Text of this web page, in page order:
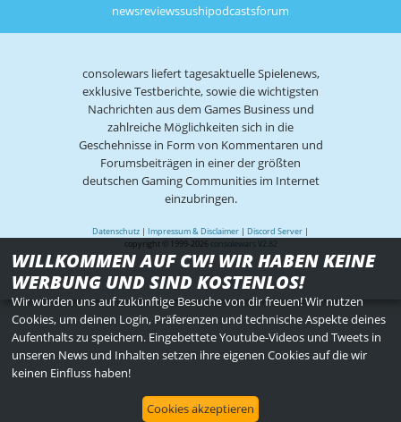
newsreviewssushipodcastsforum
consolewars liefert tagesaktuelle Spielenews,
exklusive Testberichte, sowie die wichtigsten
Nachrichten aus dem Games Business und
zahlreiche Möglichkeiten sich in die
Geschehnisse in Form von Kommentaren und
Forumsbeiträgen in einer der größten
deutschen Gaming Communities im Internet
einzubringen.
Datenschutz | Impressum & Disclaimer | Discord Server |
copyright © 1999-2026
consolewars V2.82
WILLKOMMEN AUF CW! WIR HABEN KEINE
WERBUNG UND SIND KOSTENLOS!
Wir würden uns auf zukünftige Besuche von dir freuen! Wir nutzen
Cookies, um deinen Login, Präferenzen und technische Aspekte deines
Aufenthalts zu speichern. Eingebettete Youtube-Videos und Tweets in
unseren News und Inhalten setzen ihre eigenen Cookies auf die wir
keinen Einfluss haben!
Cookies akzeptieren